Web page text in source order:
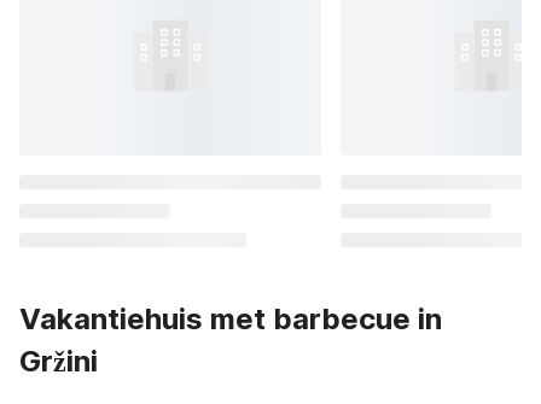
Vakantiehuis met barbecue in
Gržini